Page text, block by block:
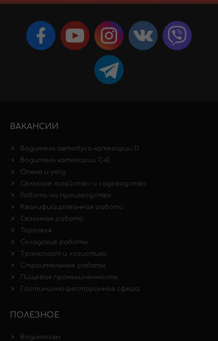
ВАКАНСИИ
Водитель автобуса категории D
Водитель категории C+E
Опека и уход
Сельское хозяйство и садоводство
Работа на производстве
Квалифицированная работа
Сезонная работа
Торговля
Складские работы
Транспорт и логистика
Строительные работы
Пищевая промышленность
Гостинично-ресторанная сфера
ПОЛЕЗНОЕ
Водителям